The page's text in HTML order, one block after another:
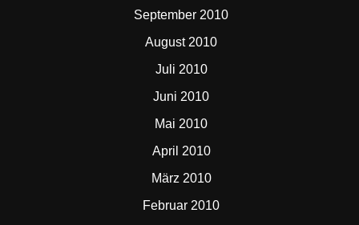
September 2010
August 2010
Juli 2010
Juni 2010
Mai 2010
April 2010
März 2010
Februar 2010